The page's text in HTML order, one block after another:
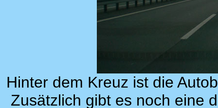
Hinter dem Kreuz ist die
Zusätzlich gibt es noch eine